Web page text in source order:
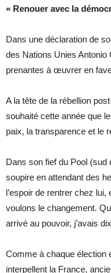
« Renouer avec la
Dans une déclaration de
des Nations Unies Antonio
prenantes à œuvrer en
A la tête de la rébellion
souhaité cette année que
paix, la transparence et le
Dans son fief du Pool
soupire en attendant des
l’espoir de rentrer chez
voulons le changement.
arrivé au pouvoir, j’avais
Comme à chaque élection
interpellent la France,